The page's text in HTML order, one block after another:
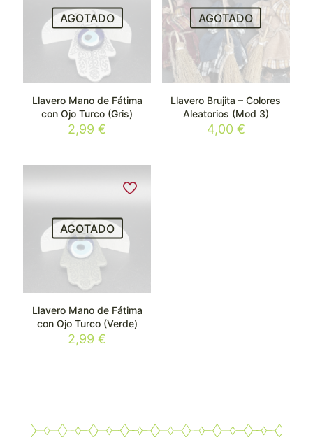
AGOTADO
Llavero Mano de Fátima
con Ojo Turco (Gris)
2,99€
AGOTADO
Llavero Brujita – Colores
Aleatorios (Mod 3)
4,00 €
AGOTADO
Llavero Mano de Fátima
con Ojo Turco (Verde)
2,99€